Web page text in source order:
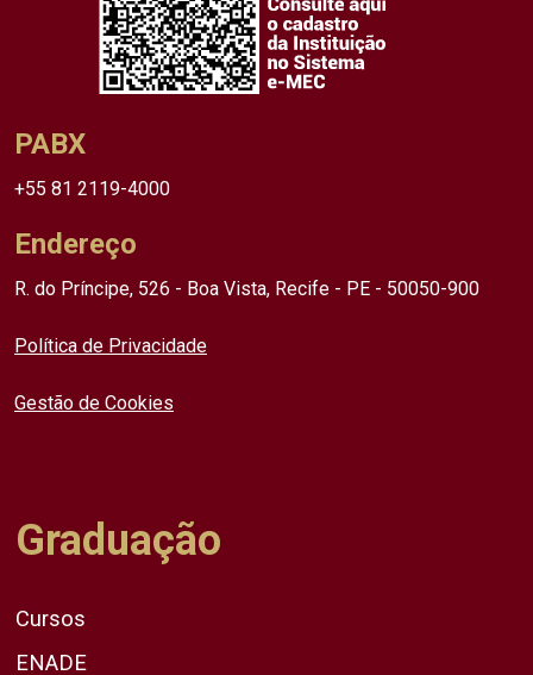
PABX
+55 81 2119-4000
Endereço
R. do Príncipe, 526 - Boa Vista, Recife - PE - 50050-900
Política de Privacidade
Gestão de Cookies
Graduação
Cursos
ENADE